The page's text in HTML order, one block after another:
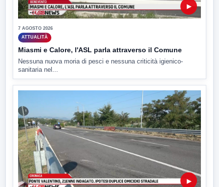
▶
7 AGOSTO 2026
ATTUALITÀ
Miasmi e Calore, l'ASL parla attraverso il Comune
Nessuna nuova moria di pesci e nessuna criticità igienico-
sanitaria nel...
▶